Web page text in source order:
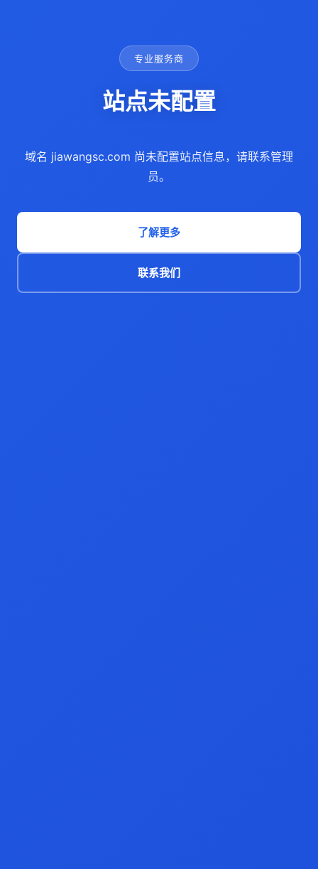
专业服务商
站点未配置
域名 jiawangsc.com 尚未配置站点信息，请联系管理
员。
了解更多
联系我们